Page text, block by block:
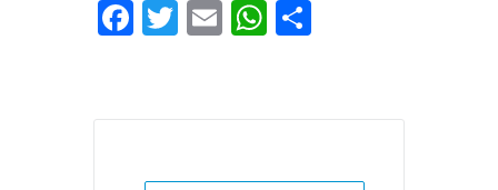
Facebook
Twitter
EmailWhatsApp